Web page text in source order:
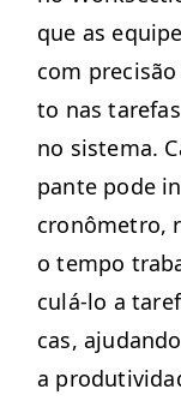
que as
com
to nas
no sis­tema.
pante pode
cronômetro,
o tem­po
culá-lo a
cas,
a